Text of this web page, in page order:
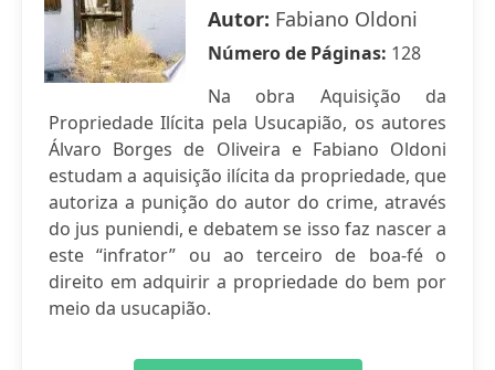
Autor: Fabiano Oldoni
Número de Páginas: 128
Na obra Aquisição da
Propriedade Ilícita pela Usucapião, os autores
Álvaro Borges de Oliveira e Fabiano Oldoni
estudam a aquisição ilícita da propriedade, que
autoriza a punição do autor do crime, através
do jus puniendi, e debatem se isso faz nascer a
este “infrator” ou ao terceiro de boa-fé o
direito em adquirir a propriedade do bem por
meio da usucapião.